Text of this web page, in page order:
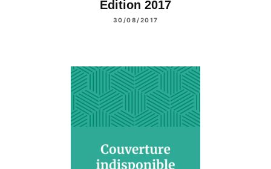
Edition 2017
30/08/2017